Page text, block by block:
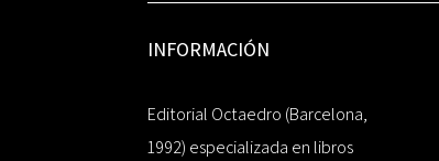
INFORMACIÓN
Editorial Octaedro (Barcelona,
1992) especializada en libros